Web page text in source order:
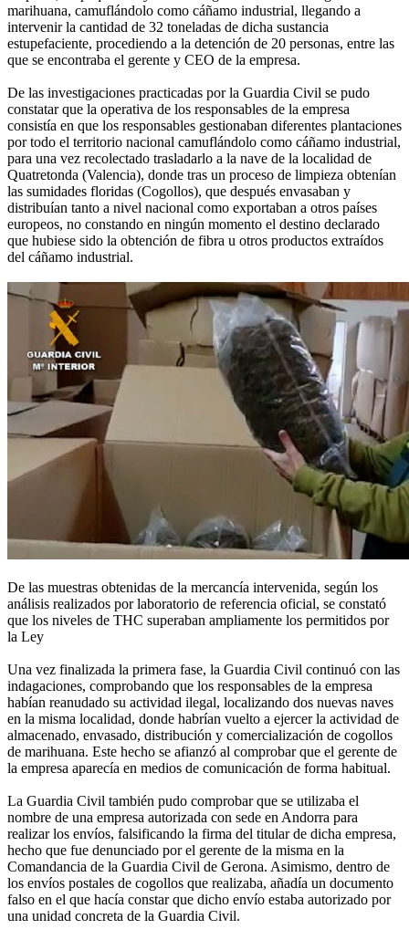
marihuana, camuflándolo como cáñamo industrial, llegando a
intervenir la cantidad de 32 toneladas de dicha sustancia
estupefaciente, procediendo a la detención de 20 personas, entre las
que se encontraba el gerente y CEO de la empresa.
De las investigaciones practicadas por la Guardia Civil se pudo
constatar que la operativa de los responsables de la empresa
consistía en que los responsables gestionaban diferentes plantaciones
por todo el territorio nacional camuflándolo como cáñamo industrial,
para una vez recolectado trasladarlo a la nave de la localidad de
Quatretonda (Valencia), donde tras un proceso de limpieza obtenían
las sumidades floridas (Cogollos), que después envasaban y
distribuían tanto a nivel nacional como exportaban a otros países
europeos, no constando en ningún momento el destino declarado
que hubiese sido la obtención de fibra u otros productos extraídos
del cáñamo industrial.
De las muestras obtenidas de la mercancía intervenida, según los
análisis realizados por laboratorio de referencia oficial, se constató
que los niveles de THC superaban ampliamente los permitidos por
la Ley
Una vez finalizada la primera fase, la Guardia Civil continuó con las
indagaciones, comprobando que los responsables de la empresa
habían reanudado su actividad ilegal, localizando dos nuevas naves
en la misma localidad, donde habrían vuelto a ejercer la actividad de
almacenado, envasado, distribución y comercialización de cogollos
de marihuana. Este hecho se afianzó al comprobar que el gerente de
la empresa aparecía en medios de comunicación de forma habitual.
La Guardia Civil también pudo comprobar que se utilizaba el
nombre de una empresa autorizada con sede en Andorra para
realizar los envíos, falsificando la firma del titular de dicha empresa,
hecho que fue denunciado por el gerente de la misma en la
Comandancia de la Guardia Civil de Gerona. Asimismo, dentro de
los envíos postales de cogollos que realizaba, añadía un documento
falso en el que hacía constar que dicho envío estaba autorizado por
una unidad concreta de la Guardia Civil.